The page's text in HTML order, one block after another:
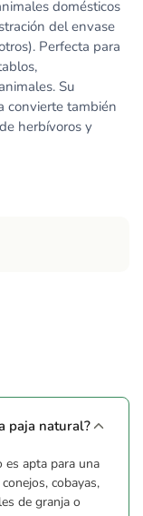
domésticos
del envase
Perfecta para
Su
convierte también
herbívoros y
paja natural?
es apta para una
cobayas,
de granja o